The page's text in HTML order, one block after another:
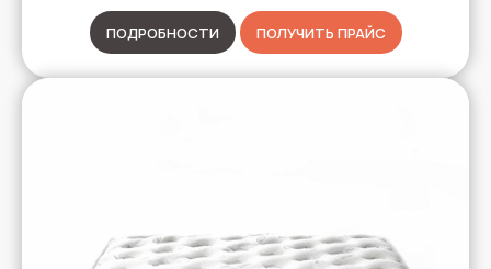
ПОДРОБНОСТИ ПОЛУЧИТЬ ПРАЙС